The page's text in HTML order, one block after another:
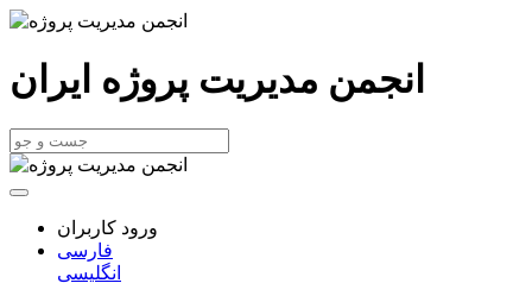
انجمن مدیریت پروژه ایران
ورود کاربران
فارسی
انگلیسی